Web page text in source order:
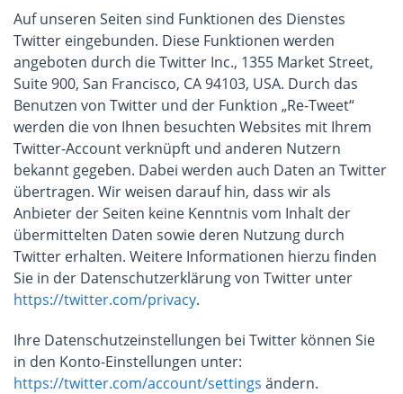
Auf unseren Seiten sind Funktionen des Dienstes
Twitter eingebunden. Diese Funktionen werden
angeboten durch die Twitter Inc., 1355 Market Street,
Suite 900, San Francisco, CA 94103, USA. Durch das
Benutzen von Twitter und der Funktion „Re-Tweet“
werden die von Ihnen besuchten Websites mit Ihrem
Twitter-Account verknüpft und anderen Nutzern
bekannt gegeben. Dabei werden auch Daten an Twitter
übertragen. Wir weisen darauf hin, dass wir als
Anbieter der Seiten keine Kenntnis vom Inhalt der
übermittelten Daten sowie deren Nutzung durch
Twitter erhalten. Weitere Informationen hierzu finden
Sie in der Datenschutzerklärung von Twitter unter
https://twitter.com/privacy.
Ihre Datenschutzeinstellungen bei Twitter können Sie
in den Konto-Einstellungen unter:
https://twitter.com/account/settings ändern.